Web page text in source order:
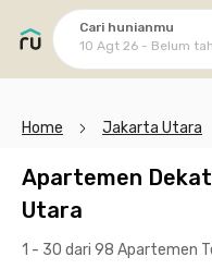
Cari hunianmu
10 Agt 26 - Belum
Home Jakarta Utara
Apartemen
Utara
1 - 30 dari 98 Apartemen